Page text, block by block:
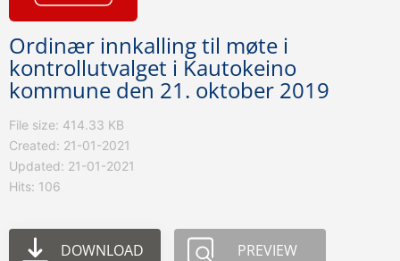
Ordinær innkalling til møte i
kontrollutvalget i Kautokeino
kommune den 21. oktober 2019
File size: 414.33 KB
Created: 21-01-2021
Updated: 21-01-2021
Hits: 106
DOWNLOAD PREVIEW